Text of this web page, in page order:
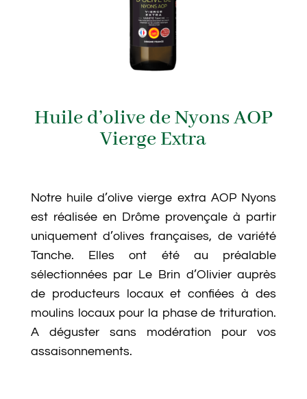
Huile d’olive de Nyons AOP
Vierge Extra
Notre huile d’olive vierge extra AOP Nyons
est réalisée en Drôme provençale à partir
uniquement d’olives françaises, de variété
Tanche. Elles ont été au préalable
sélectionnées par Le Brin d’Olivier auprès
de producteurs locaux et confiées à des
moulins locaux pour la phase de trituration.
A déguster sans modération pour vos
assaisonnements.